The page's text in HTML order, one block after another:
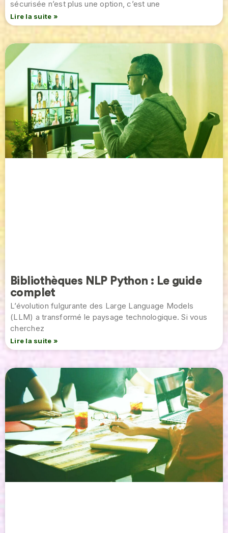
sécurisée n’est plus une option, c’est une
Lire la suite »
Bibliothèques NLP Python : Le guide
complet
L’évolution fulgurante des Large Language Models
(LLM) a transformé le paysage technologique. Si vous
cherchez
Lire la suite »